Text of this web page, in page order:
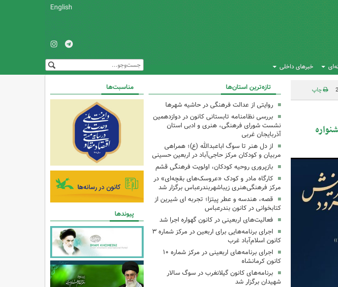
English
خبرهای داخلی
چاپ تازه‌ترین استان‌ها
روایتی از عدالت فرهنگی در حاشیه شهرها
بررسی نظامنامه تابستانی کانون در دوازدهمین
نشست شورای فرهنگی، هنری و ادبی استان
آذربایجان غربی
از دل هنر تا سوگ اباعبدالله (ع)؛ همراهی
مربیان و کودکان مرکز حاجی‌آباد در اربعین حسینی
بازپروری روحیه کودکان، اولویت فرهنگی قشم
کارگاه مادر و کودک «عروسک‌های بقچه‌ای» در
مرکز فرهنگی‌هنری زیباشهربندرعباس برگزار شد
قصه، هندسه و عطر پیتزا؛ تجربه ای شیرین از
کتابخوانی در کانون بندرعباس
فعالیت‌های اربعینی در کانون گهواره اجرا شد
اجرای برنامه‌هایی برای اربعین در مرکز شماره ۳
کانون اسلام‌آباد غرب
اجرای برنامه‌های اربعینی در مرکز شماره ۱۰
کانون کرمانشاه
برنامه‌های کانون گیلانغرب در سوگ سالار
شهیدان برگزار شد
مناسبت‌ها
پیوندها